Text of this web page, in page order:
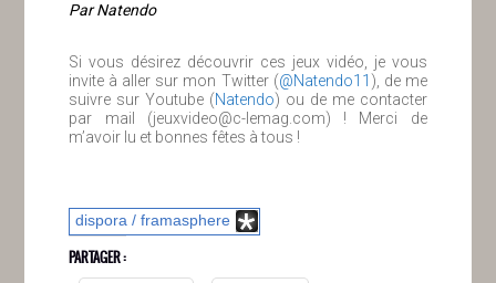
Par Natendo
Si vous désirez découvrir ces jeux vidéo, je vous
invite à aller sur mon Twitter (@Natendo11 ), de me
suivre sur Youtube (Natendo) ou de me contacter
par mail (jeuxvideo@c-lemag.com) ! Merci de
m’avoir lu et bonnes fêtes à tous !
dispora / framasphere
PARTAGER :